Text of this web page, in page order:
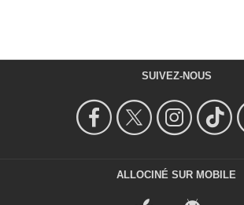
SUIVEZ-NOUS
ALLOCINÉ SUR MOBILE